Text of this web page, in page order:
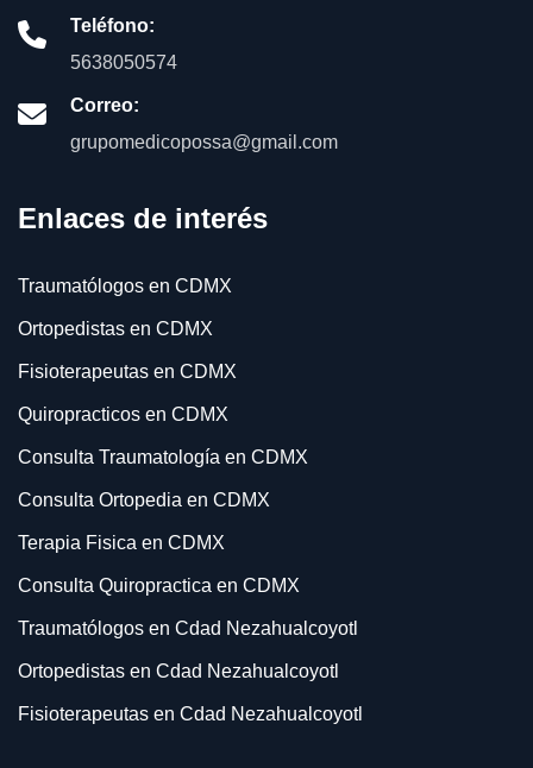
Teléfono:
5638050574
Correo:
grupomedicopossa@gmail.com
Enlaces de interés
Traumatólogos en CDMX
Ortopedistas en CDMX
Fisioterapeutas en CDMX
Quiropracticos en CDMX
Consulta Traumatología en CDMX
Consulta Ortopedia en CDMX
Terapia Fisica en CDMX
Consulta Quiropractica en CDMX
Traumatólogos en Cdad Nezahualcoyotl
Ortopedistas en Cdad Nezahualcoyotl
Fisioterapeutas en Cdad Nezahualcoyotl